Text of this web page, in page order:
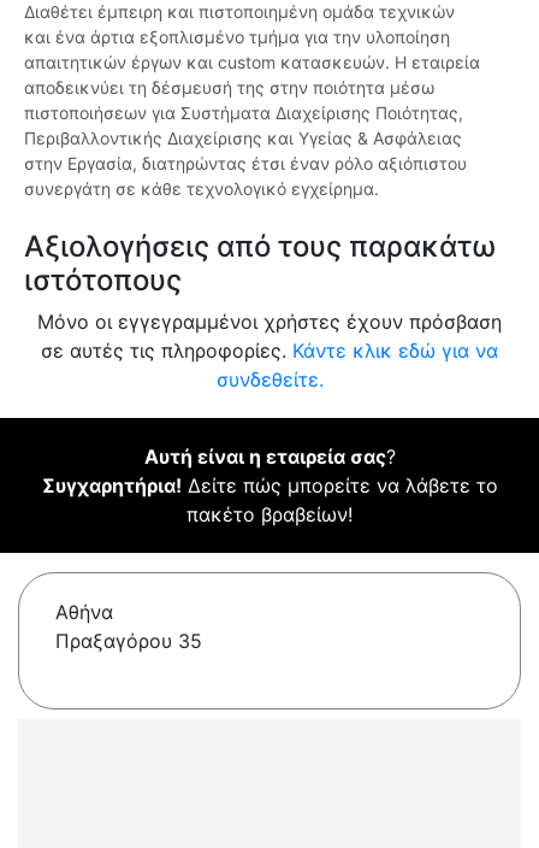
Διαθέτει έμπειρη και πιστοποιημένη ομάδα τεχνικών
και ένα άρτια εξοπλισμένο τμήμα για την υλοποίηση
απαιτητικών έργων και custom κατασκευών. Η εταιρεία
αποδεικνύει τη δέσμευσή της στην ποιότητα μέσω
πιστοποιήσεων για Συστήματα Διαχείρισης Ποιότητας,
Περιβαλλοντικής Διαχείρισης και Υγείας & Ασφάλειας
στην Εργασία, διατηρώντας έτσι έναν ρόλο αξιόπιστου
συνεργάτη σε κάθε τεχνολογικό εγχείρημα.
Αξιολογήσεις από τους παρακάτω
ιστότοπους
Μόνο οι εγγεγραμμένοι χρήστες έχουν πρόσβαση
σε αυτές τις πληροφορίες. Κάντε κλικ εδώ για να
συνδεθείτε.
Αυτή είναι η εταιρεία σας?
Συγχαρητήρια! Δείτε πώς μπορείτε να λάβετε το
πακέτο βραβείων!
Αθήνα
Πραξαγόρου 35